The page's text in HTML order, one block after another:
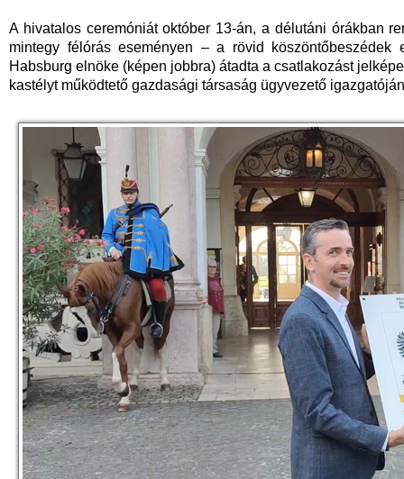
A hivatalos ceremóniát október 13-án, a délutáni órákban
mintegy félórás eseményen – a rövid
Habsburg elnöke (képen jobbra) átadta a csatlakozást
kastélyt működtető gazdasági társaság ügyvezető